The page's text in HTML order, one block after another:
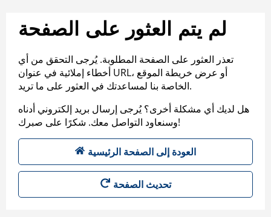
لم يتم العثور على الصفحة
تعذر العثور على الصفحة المطلوبة. يُرجى التحقق من أي
أخطاء إملائية في عنوان URL، أو عرض خريطة الموقع
الخاصة بنا لمساعدتك في العثور على ما تريد.
هل لديك أي مشكلة أخرى؟ يُرجى إرسال بريد إلكتروني أدناه
وسنعاود التواصل معك. شكرًا على صبرك!
العودة إلى الصفحة الرئيسية
تحديث الصفحة